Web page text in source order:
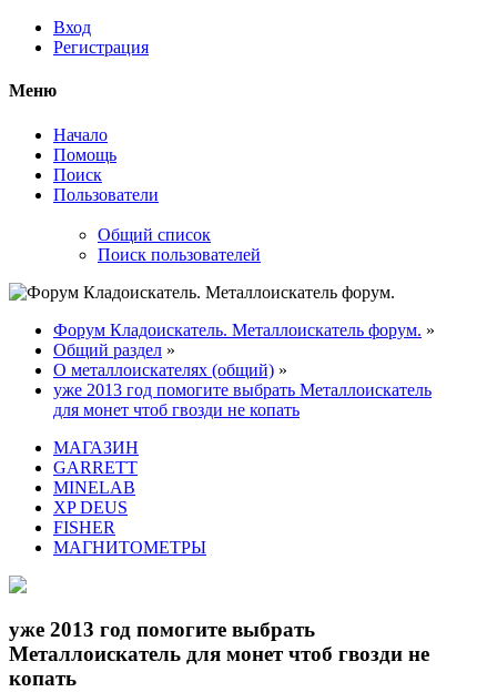
Вход
Регистрация
Меню
Начало
Помощь
Поиск
Пользователи
Общий список
Поиск пользователей
Форум Кладоискатель. Металлоискатель форум. »
Общий раздел »
О металлоискателях (общий) »
уже 2013 год помогите выбрать Металлоискатель
для монет чтоб гвозди не копать
МАГАЗИН
GARRETT
MINELAB
XP DEUS
FISHER
МАГНИТОМЕТРЫ
уже 2013 год помогите выбрать
Металлоискатель для монет чтоб гвозди не
копать